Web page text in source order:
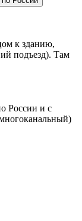
к зданию,
подъезд). Там
России и с